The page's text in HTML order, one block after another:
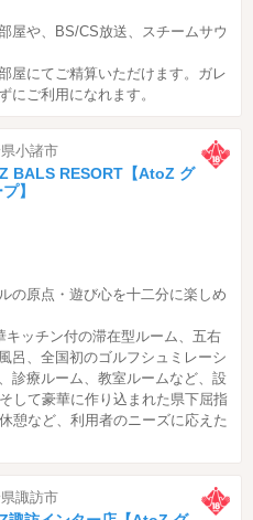
屋や、BS/CS放送、スチームサウ
屋にてご精算いただけます。ガレ
にご利用になれます。
小諸市
BALS RESORT【AtoZ グ
】
の原点・遊び心を十二分に楽しめ
ッチン付の滞在型ルーム、五右
呂、全国初のゴルフシュミレーシ
診療ルーム、教室ルームなど、設
して豪華に作り込まれた県下屈指
憩など、利用者のニーズに応えた
諏訪市